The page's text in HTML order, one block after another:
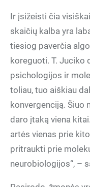
Ir įsižeisti čia
skaičių kalba yra
tiesiog paverčia
koreguoti. T. Juciko
psichologijos ir
toliau, tuo aiškiau
konvergenciją.
daro įtaką viena
artės vienas prie
pritraukti prie
neurobiologijos“, –